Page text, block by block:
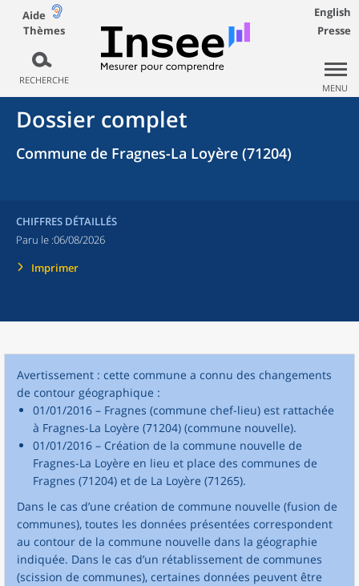
Aide
Thèmes
RECHERCHE
English
Presse
MENU
Dossier complet
Commune de Fragnes-La Loyère (71204)
CHIFFRES DÉTAILLÉS
Paru le :06/08/2026
Imprimer
Avertissement : cette commune a connu des changements
de contour géographique :
01/01/2016 – Fragnes (commune chef-lieu) est rattachée
à Fragnes-La Loyère (71204) (commune nouvelle).
01/01/2016 – Création de la commune nouvelle de
Fragnes-La Loyère en lieu et place des communes de
Fragnes (71204) et de La Loyère (71265).
Dans le cas d’une création de commune nouvelle (fusion de
communes), toutes les données présentées correspondent
au contour de la commune nouvelle dans la géographie
indiquée. Dans le cas d’un rétablissement de communes
(scission de communes), certaines données peuvent être